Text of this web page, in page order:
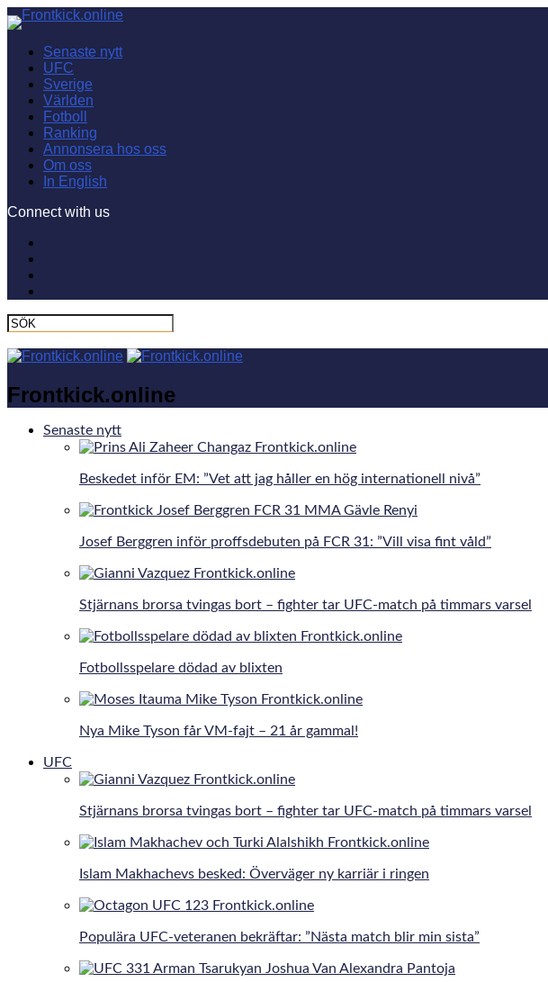
Senaste nytt
UFC
Sverige
Världen
Fotboll
Ranking
Annonsera hos oss
Om oss
In English
Connect with us
Frontkick.online
Senaste nytt
Beskedet inför EM: ”Vet att jag håller en hög internationell nivå”
Josef Berggren inför proffsdebuten på FCR 31: ”Vill visa fint våld”
Stjärnans brorsa tvingas bort – fighter tar UFC-match på timmars varsel
Fotbollsspelare dödad av blixten
Nya Mike Tyson får VM-fajt – 21 år gammal!
UFC
Stjärnans brorsa tvingas bort – fighter tar UFC-match på timmars varsel
Islam Makhachevs besked: Överväger ny karriär i ringen
Populära UFC-veteranen bekräftar: ”Nästa match blir min sista”